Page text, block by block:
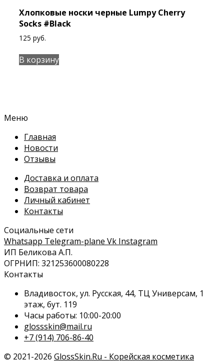
Хлопковые носки черные Lumpy Cherry
Socks #Black
125 руб.
В корзину
Меню
Главная
Новости
Отзывы
Доставка и оплата
Возврат товара
Личный кабинет
Контакты
Социальные сети
Whatsapp Telegram-plane Vk Instagram
ИП Беликова А.П.
ОГРНИП: 321253600080228
Контакты
Владивосток, ул. Русская, 44, ТЦ Универсам, 1
этаж, бут. 119
Часы работы: 10:00-20:00
glossskin@mail.ru
+7 (914) 706-86-40
© 2021-2026 GlossSkin.Ru - Корейская косметика